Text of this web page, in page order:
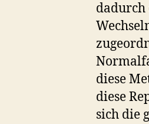
dadurch
diese
diese
sich die